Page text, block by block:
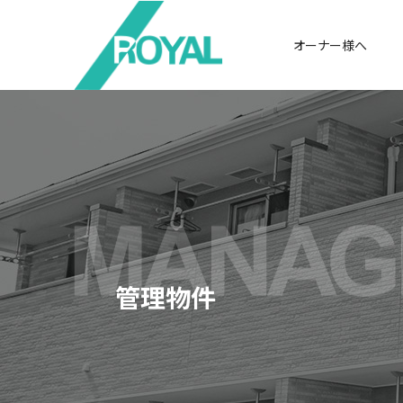
オーナー様へ
管理物件